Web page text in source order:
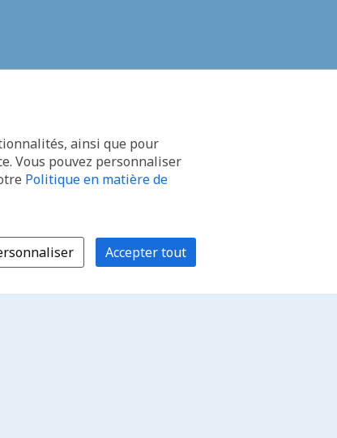
ainsi que pour
Vous pouvez personnaliser
Politique en matière de
Accepter tout